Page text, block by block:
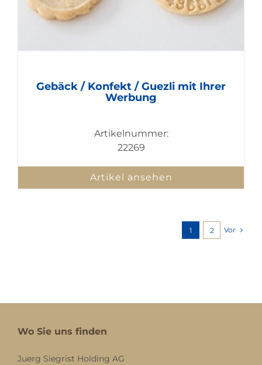
Gebäck / Konfekt / Guezli mit Ihrer
Werbung
Artikelnummer:
22269
Artikel ansehen
1 2 Vor
Wo Sie uns finden
Juerg Siegrist Holding AG